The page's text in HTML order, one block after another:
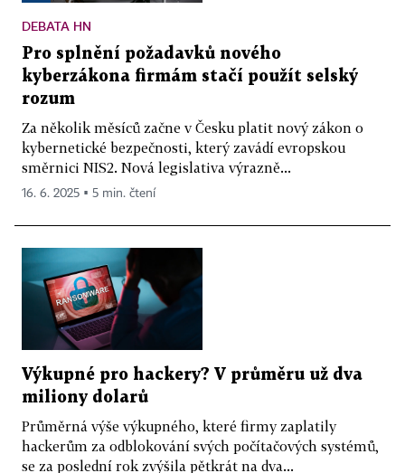
DEBATA HN
Pro splnění požadavků nového
kyberzákona firmám stačí použít selský
rozum
Za několik měsíců začne v Česku platit nový zákon o
kybernetické bezpečnosti, který zavádí evropskou
směrnici NIS2. Nová legislativa výrazně...
16. 6. 2025 ▪ 5 min. čtení
Výkupné pro hackery? V průměru už dva
miliony dolarů
Průměrná výše výkupného, které firmy zaplatily
hackerům za odblokování svých počítačových systémů,
se za poslední rok zvýšila pětkrát na dva...